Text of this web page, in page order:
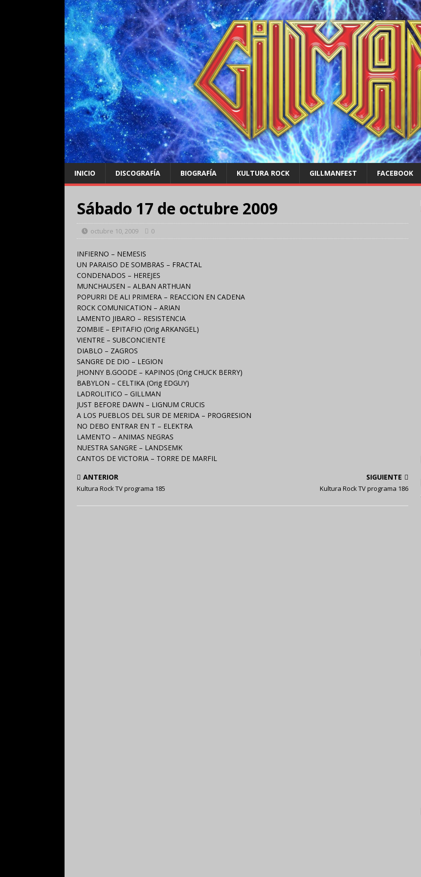
INICIO DISCOGRAFÍA BIOGRAFÍA KULTURA ROCK GILLMANFEST FACEBOOK
Sábado 17 de octubre 2009
octubre 10, 2009 0
INFIERNO – NEMESIS
UN PARAISO DE SOMBRAS – FRACTAL
CONDENADOS – HEREJES
MUNCHAUSEN – ALBAN ARTHUAN
POPURRI DE ALI PRIMERA – REACCION EN CADENA
ROCK COMUNICATION – ARIAN
LAMENTO JIBARO – RESISTENCIA
ZOMBIE – EPITAFIO (Orig ARKANGEL)
VIENTRE – SUBCONCIENTE
DIABLO – ZAGROS
SANGRE DE DIO – LEGION
JHONNY B.GOODE – KAPINOS (Orig CHUCK BERRY)
BABYLON – CELTIKA (Orig EDGUY)
LADROLITICO – GILLMAN
JUST BEFORE DAWN – LIGNUM CRUCIS
A LOS PUEBLOS DEL SUR DE MERIDA – PROGRESION
NO DEBO ENTRAR EN T – ELEKTRA
LAMENTO – ANIMAS NEGRAS
NUESTRA SANGRE – LANDSEMK
CANTOS DE VICTORIA – TORRE DE MARFIL
ANTERIOR
Kultura Rock TV programa 185
SIGUIENTE
Kultura Rock TV programa 186